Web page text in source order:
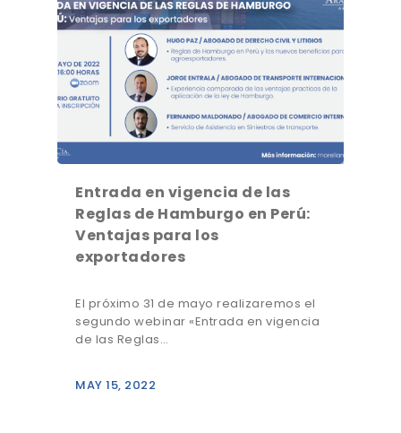
Entrada en vigencia de las
Reglas de Hamburgo en Perú:
Ventajas para los
exportadores
El próximo 31 de mayo realizaremos el
segundo webinar «Entrada en vigencia
de las Reglas…
MAY 15, 2022